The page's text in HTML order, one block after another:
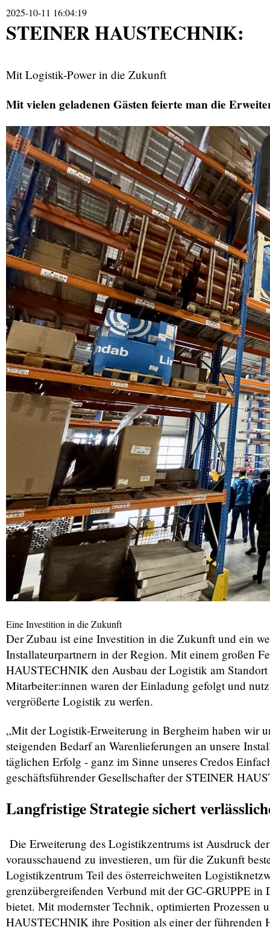
2025-10-11 16:04:19
STEINER HAUSTECHNIK:
Mit Logistik-Power in die Zukunft
Mit vielen geladenen Gästen feierte man die
Eine Investition in die Zukunft
Der Zubau ist eine Investition in die Zukunft und ein
Installateurpartnern in der Region. Mit einem großen
HAUSTECHNIK den Ausbau der Logistik am
Mitarbeiter:innen waren der Einladung gefolgt und
vergrößerte Logistik zu werfen.
„Mit der Logistik-Erweiterung in Bergheim haben wir
steigenden Bedarf an Warenlieferungen an unsere
täglichen Erfolg - ganz im Sinne unseres Credos
geschäftsführender Gesellschafter der STEINER
Langfristige Strategie sichert
Die Erweiterung des Logistikzentrums ist Ausdruck
vorausschauend zu investieren, um für die Zukunft
Logistikzentrum Teil des österreichweiten
grenzübergreifenden Verbund mit der GC-GRUPPE
bietet. Mit modernster Technik, optimierten
HAUSTECHNIK ihre Position als einer der führenden